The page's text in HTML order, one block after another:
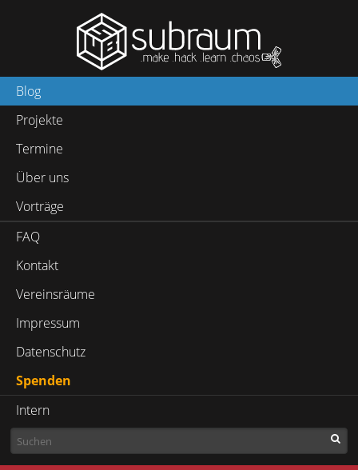
Blog
Projekte
Termine
Über uns
Vorträge
FAQ
Kontakt
Vereinsräume
Impressum
Datenschutz
Spenden
Intern